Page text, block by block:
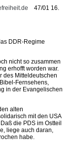
47/01 16.
DDR-Regime
nicht so zusammen
erhofft worden war.
des Mitteldeutschen
Fernsehens,
in der Evangelischen
alten
mit den USA
die PDS im Ostteil
liege auch daran,
habe.